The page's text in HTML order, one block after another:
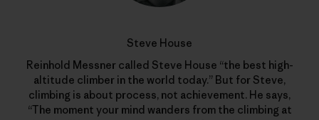
Steve House
Reinhold Messner called Steve House “the best high-
altitude climber in the world today.” But for Steve,
climbing is about process, not achievement. He says,
“The moment your mind wanders from the climbing at